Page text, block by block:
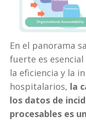
En el panorama
fuerte es
la eficiencia y la
hospitalarios, la
los datos de
procesables es